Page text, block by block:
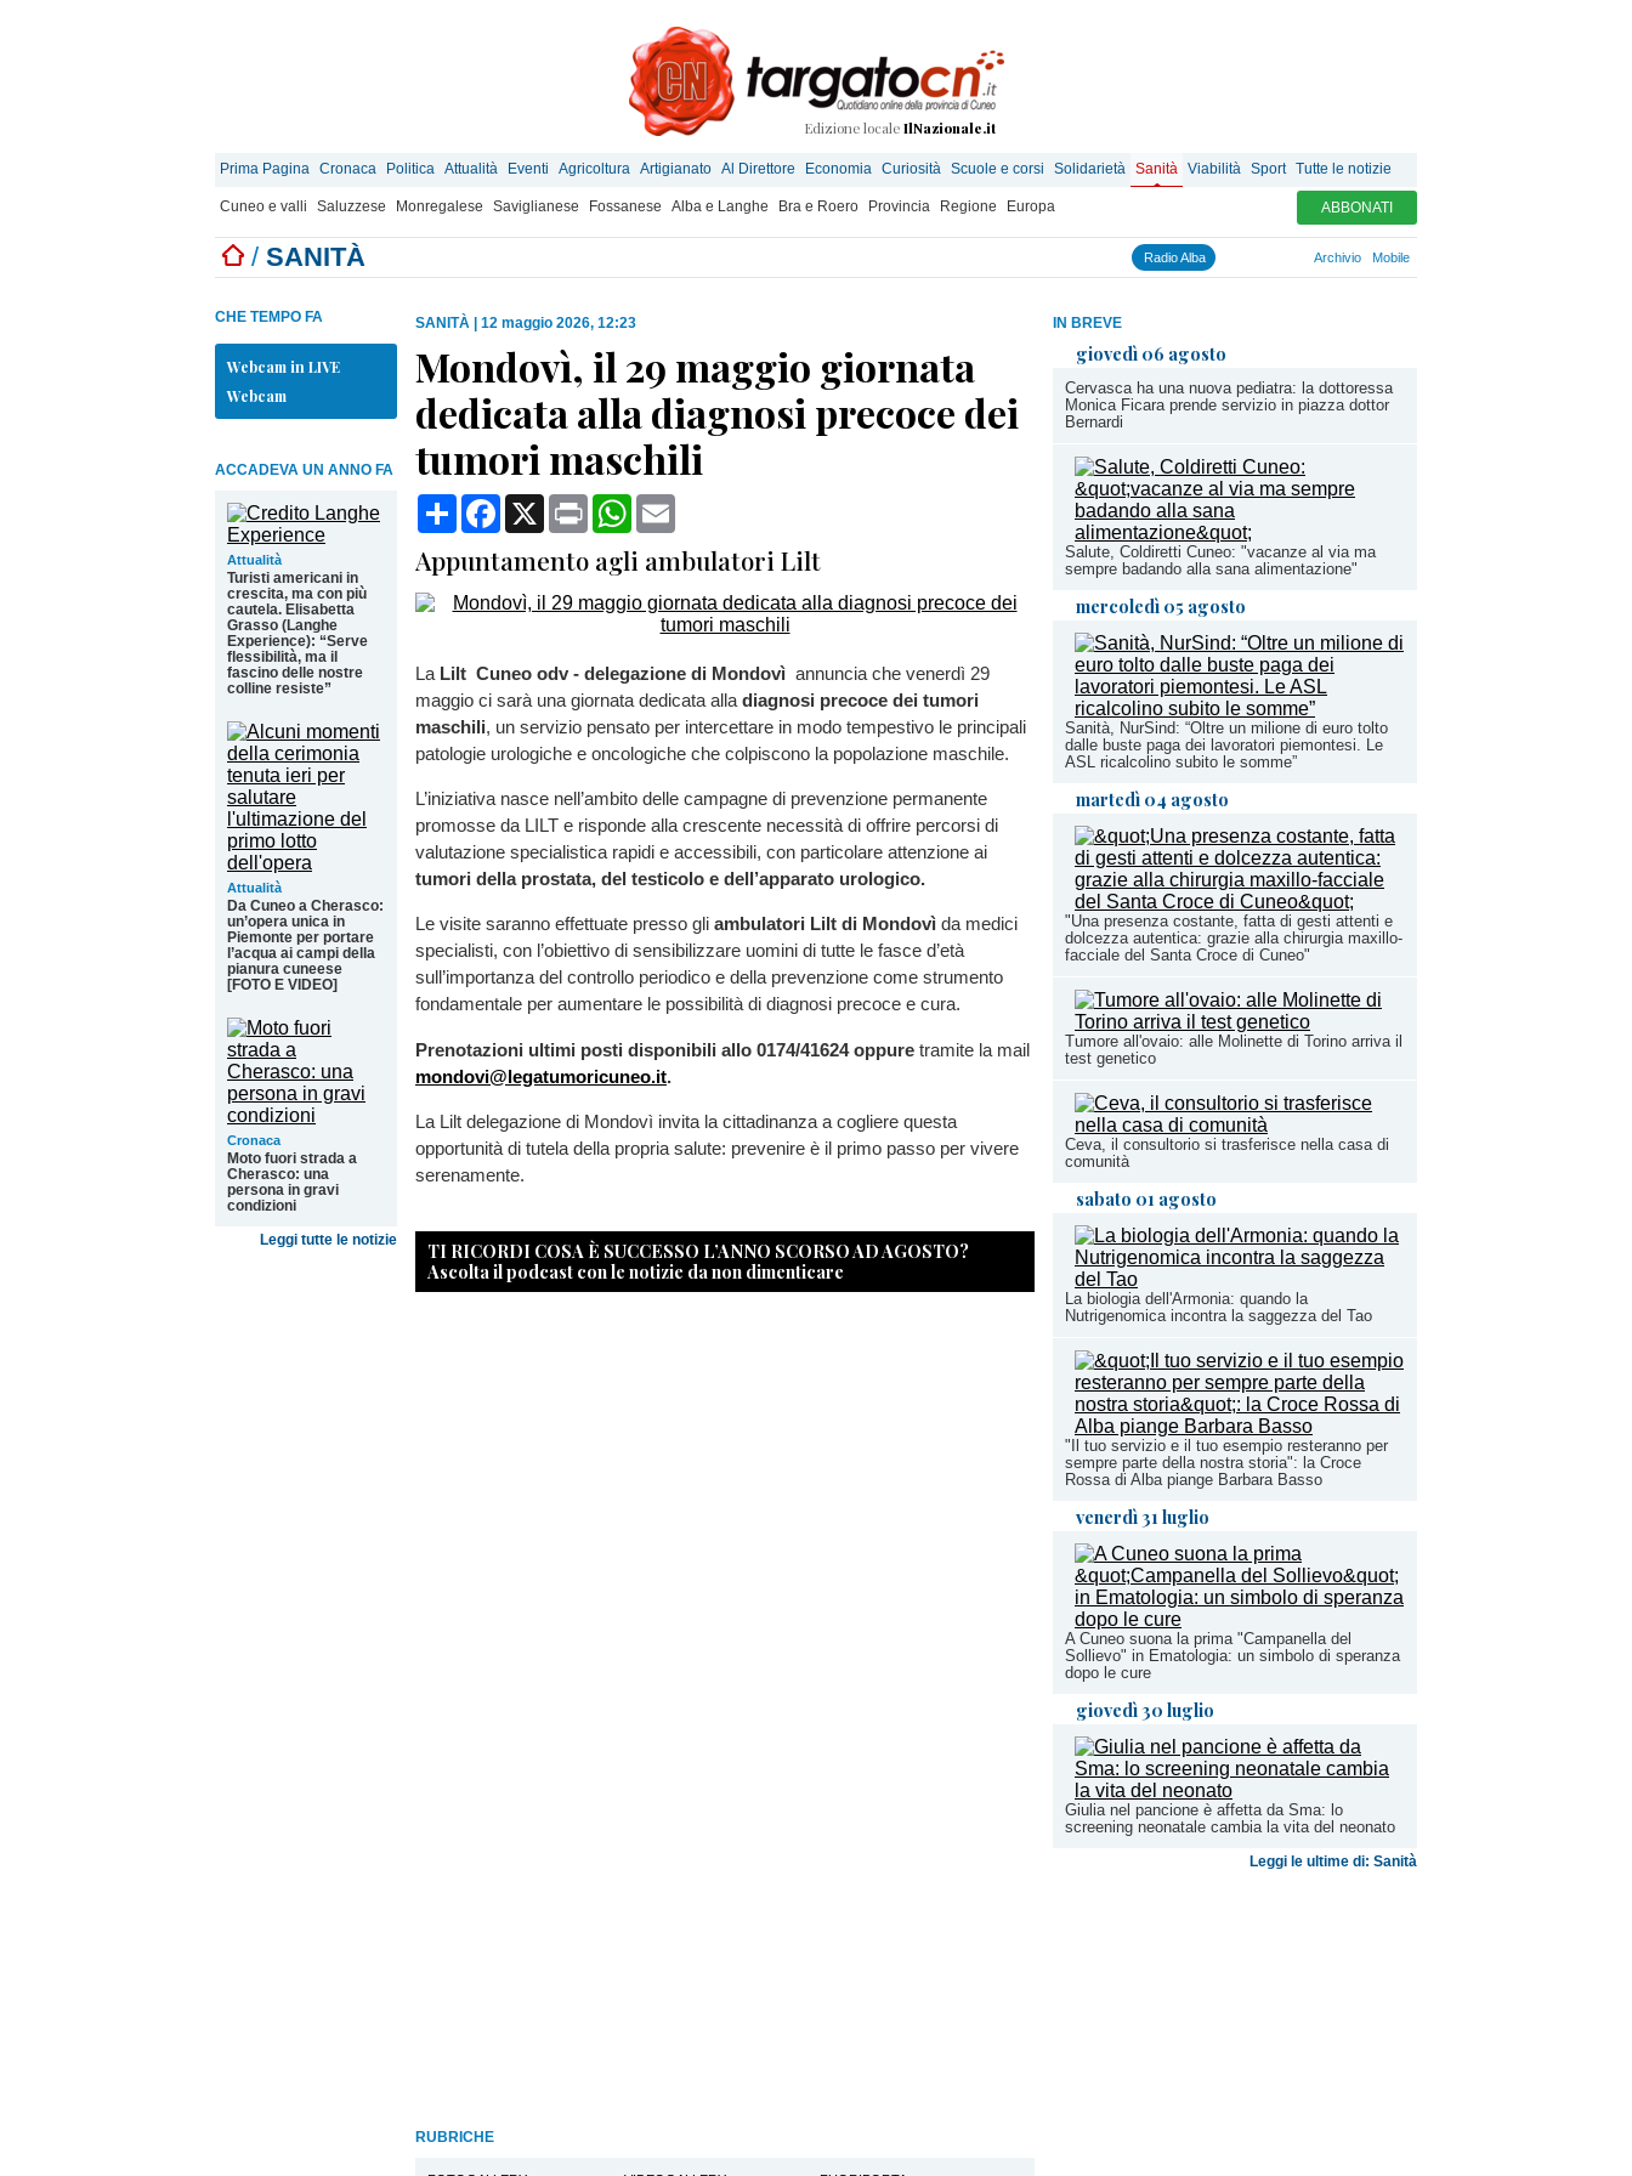
Edizione locale IlNazionale.it
Prima Pagina Cronaca Politica Attualità Eventi Agricoltura Artigianato Al Direttore Economia Curiosità Scuole e corsi Solidarietà Sanità Viabilità Sport Tutte le notizie
Cuneo e valli Saluzzese Monregalese Saviglianese Fossanese Alba e Langhe Bra e Roero Provincia Regione Europa ABBONATI
/ SANITÀ Radio Alba Archivio Mobile
IN BREVE
giovedì 06 agosto
Cervasca ha una nuova pediatra: la dottoressa
Monica Ficara prende servizio in piazza dottor
Bernardi
Salute, Coldiretti Cuneo: "vacanze al via ma
sempre badando alla sana alimentazione"
mercoledì 05 agosto
Sanità, NurSind: “Oltre un milione di euro tolto
dalle buste paga dei lavoratori piemontesi. Le
ASL ricalcolino subito le somme”
martedì 04 agosto
"Una presenza costante, fatta di gesti attenti e
dolcezza autentica: grazie alla chirurgia maxillo-
facciale del Santa Croce di Cuneo"
Tumore all'ovaio: alle Molinette di Torino arriva il
test genetico
Ceva, il consultorio si trasferisce nella casa di
comunità
sabato 01 agosto
La biologia dell'Armonia: quando la
Nutrigenomica incontra la saggezza del Tao
"Il tuo servizio e il tuo esempio resteranno per
sempre parte della nostra storia": la Croce
Rossa di Alba piange Barbara Basso
venerdì 31 luglio
A Cuneo suona la prima "Campanella del
Sollievo" in Ematologia: un simbolo di speranza
dopo le cure
giovedì 30 luglio
Giulia nel pancione è affetta da Sma: lo
screening neonatale cambia la vita del neonato
Leggi le ultime di: Sanità
CHE TEMPO FA
Webcam in LIVE
Webcam
ACCADEVA UN ANNO FA
Attualità
Turisti americani in
crescita, ma con più
cautela. Elisabetta
Grasso (Langhe
Experience): “Serve
flessibilità, ma il
fascino delle nostre
colline resiste”
Attualità
Da Cuneo a Cherasco:
un’opera unica in
Piemonte per portare
l’acqua ai campi della
pianura cuneese
[FOTO E VIDEO]
Cronaca
Moto fuori strada a
Cherasco: una
persona in gravi
condizioni
Leggi tutte le notizie
SANITÀ 12 maggio 2026, 12:23
Mondovì, il 29 maggio giornata
dedicata alla diagnosi precoce dei
tumori maschili
CondividiFacebook
X Print WhatsApp
Appuntamento agli ambulatori Lilt
La Lilt Cuneo odv - delegazione di Mondovì annuncia che venerdì 29
maggio ci sarà una giornata dedicata alla diagnosi precoce dei tumori
maschili, un servizio pensato per intercettare in modo tempestivo le principali
patologie urologiche e oncologiche che colpiscono la popolazione maschile.
L’iniziativa nasce nell’ambito delle campagne di prevenzione permanente
promosse da LILT e risponde alla crescente necessità di offrire percorsi di
valutazione specialistica rapidi e accessibili, con particolare attenzione ai
tumori della prostata, del testicolo e dell’apparato urologico.
Le visite saranno effettuate presso gli ambulatori Lilt di Mondovì da medici
specialisti, con l’obiettivo di sensibilizzare uomini di tutte le fasce d’età
sull’importanza del controllo periodico e della prevenzione come strumento
fondamentale per aumentare le possibilità di diagnosi precoce e cura.
Prenotazioni ultimi posti disponibili allo 0174/41624 oppure tramite la mail
mondovi@legatumoricuneo.it.
La Lilt delegazione di Mondovì invita la cittadinanza a cogliere questa
opportunità di tutela della propria salute: prevenire è il primo passo per vivere
serenamente.
TI RICORDI COSA È SUCCESSO L’ANNO SCORSO AD AGOSTO?
Ascolta il podcast con le notizie da non dimenticare
RUBRICHE